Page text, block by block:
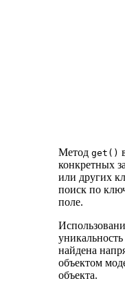
Метод get()
конкретных
или других
поиск по
поле.
найдена
объектом
объекта.